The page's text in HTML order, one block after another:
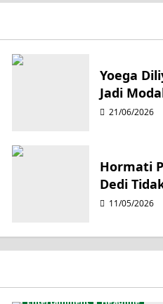
Yoega
Jadi
21/06/2026
Hormati
Dedi
11/05/2026